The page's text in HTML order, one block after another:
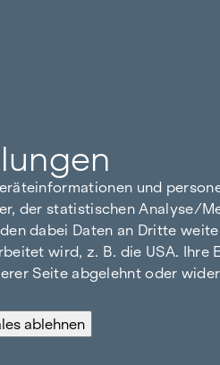
und
der statistischen Analyse/
dabei Daten an Dritte
wird, z. B. die USA. Ihre
Seite abgelehnt oder
ablehnen